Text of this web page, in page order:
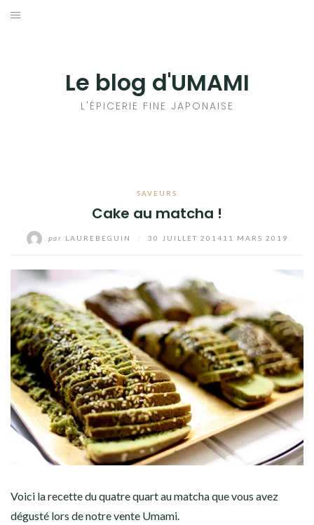
Aller
Le blog d'UMAMI
L'ÉPICERIE FINE JAPONAISE
SAVEURS
Cake au matcha !
par LAUREBEGUIN 30 JUILLET 2014 11 MARS 2019
Voici la recette du quatre quart au matcha que vous avez
dégusté lors de notre vente Umami.